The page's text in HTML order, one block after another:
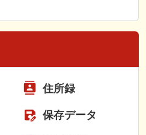
住所録
保存データ